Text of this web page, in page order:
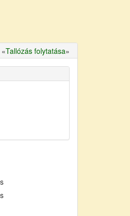
«Tallózás folytatása»